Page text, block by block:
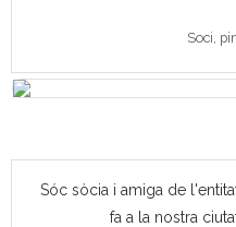
Soci,
Sóc sòcia i amiga de
fa a la nostra